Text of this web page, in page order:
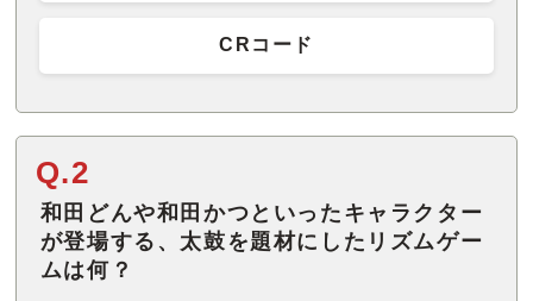
CRコード
Q.2
和田どんや和田かつといったキャラクター
が登場する、太鼓を題材にしたリズムゲー
ムは何？